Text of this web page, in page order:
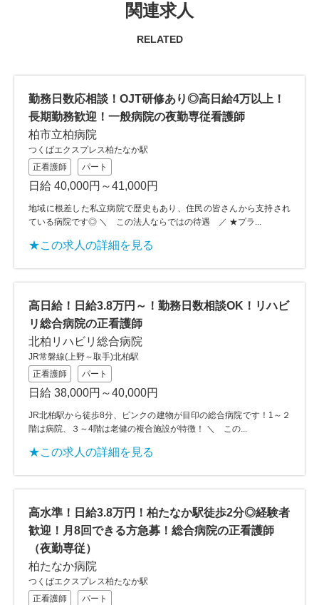
関連求人
RELATED
勤務日数応相談！OJT研修あり◎高日給4万以上！
長期勤務歓迎！一般病院の夜勤専従看護師
柏市立柏病院
つくばエクスプレス柏たなか駅
正看護師
パート
日給 40,000円～41,000円
地域に根差した私立病院で歴史もあり、住民の皆さんから支持され
ている病院です◎ ＼ この法人ならではの待遇 ／ ★プラ...
★この求人の詳細を見る
高日給！日給3.8万円～！勤務日数相談OK！リハビ
リ総合病院の正看護師
北柏リハビリ総合病院
JR常磐線(上野～取手)北柏駅
正看護師
パート
日給 38,000円～40,000円
JR北柏駅から徒歩8分、ピンクの建物が目印の総合病院です！1～２
階は病院、３～4階は老健の複合施設が特徴！ ＼ この...
★この求人の詳細を見る
高水準！日給3.8万円！柏たなか駅徒歩2分◎経験者
歓迎！月8回できる方急募！総合病院の正看護師
（夜勤専従）
柏たなか病院
つくばエクスプレス柏たなか駅
正看護師
パート